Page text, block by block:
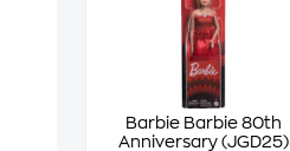
Barbie Barbie 80th
Anniversary (JGD25)